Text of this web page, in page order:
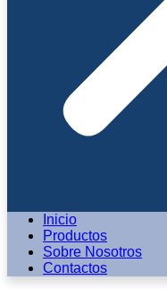
Inicio
Productos
Sobre Nosotros
Contactos